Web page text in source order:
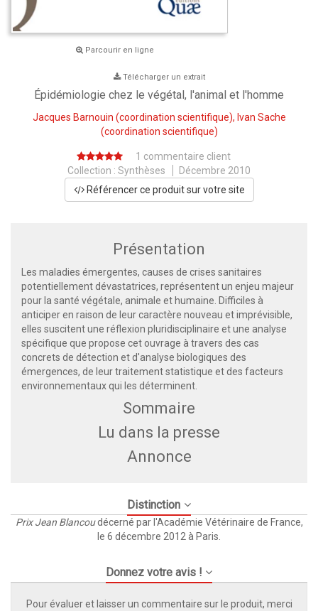
Parcourir en ligne
Télécharger un extrait
Épidémiologie chez le végétal, l'animal et l'homme
Jacques Barnouin (coordination scientifique), Ivan Sache
(coordination scientifique)
1 commentaire client
Collection : Synthèses
Décembre 2010
Référencer ce produit sur votre site
Présentation
Les maladies émergentes, causes de crises sanitaires
potentiellement dévastatrices, représentent un enjeu majeur
pour la santé végétale, animale et humaine. Difficiles à
anticiper en raison de leur caractère nouveau et imprévisible,
elles suscitent une réflexion pluridisciplinaire et une analyse
spécifique que propose cet ouvrage à travers des cas
concrets de détection et d'analyse biologiques des
émergences, de leur traitement statistique et des facteurs
environnementaux qui les déterminent.
Sommaire
Lu dans la presse
Annonce
Distinction
Prix Jean Blancoudécerné par l'Académie Vétérinaire de France,
le 6 décembre 2012 à Paris.
Donnez votre avis !
Pour évaluer et laisser un commentaire sur le produit, merci